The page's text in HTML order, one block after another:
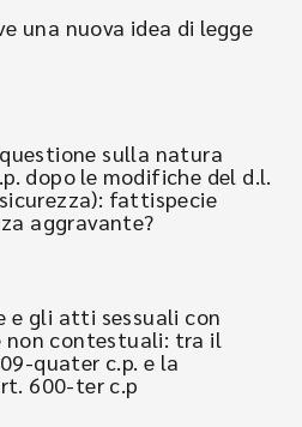
una nuova idea di legge
sulla natura
dopo le modifiche del d.l.
fattispecie
aggravante?
e gli atti sessuali con
non contestuali: tra il
quater c.p. e la
600-ter c.p